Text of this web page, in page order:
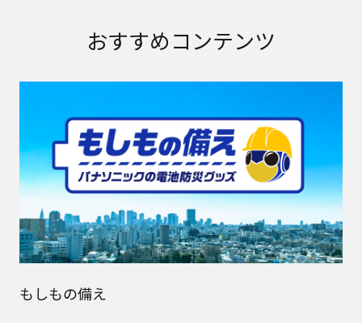
おすすめコンテンツ
もしもの備え